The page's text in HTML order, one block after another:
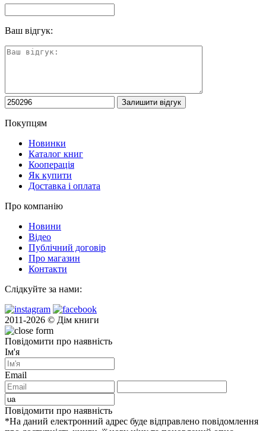
Ваш відгук:
Покупцям
Новинки
Каталог книг
Кооперація
Як купити
Доставка і оплата
Про компанію
Новини
Відео
Публічний договір
Про магазин
Контакти
Слідкуйте за нами:
2011-2026 © Дім книги
Повідомити про наявність
Ім'я
Email
Повідомити про наявність
*На даний електронний адрес буде відправлено повідомлення